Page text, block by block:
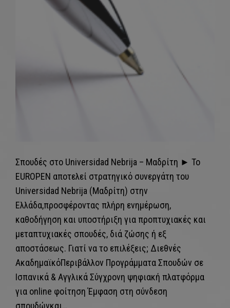
Σπουδές στο Universidad Nebrija – Μαδρίτη ► Το
EUROPEN αποτελεί στρατηγικό συνεργάτη του
Universidad Nebrija (Μαδρίτη) στην
Ελλάδα,προσφέροντας πλήρη ενημέρωση,
καθοδήγηση και υποστήριξη για προπτυχιακές και
μεταπτυχιακές σπουδές, διά ζώσης ή εξ
αποστάσεως. Γιατί να το επιλέξεις; Διεθνές
ΑκαδημαϊκόΠεριβάλλον Προγράμματα Σπουδών σε
Iσπανικά & Aγγλικά Σύγχρονη ψηφιακή πλατφόρμα
για online φοίτηση Έμφαση στη σύνδεση
σπουδώνκαι…